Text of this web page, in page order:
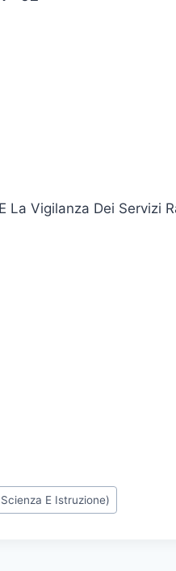
La Vigilanza Dei Servizi
E Istruzione)